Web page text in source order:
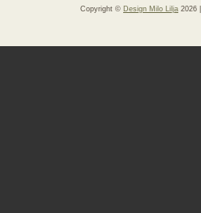
Copyright © Design Milo Lilja 2026